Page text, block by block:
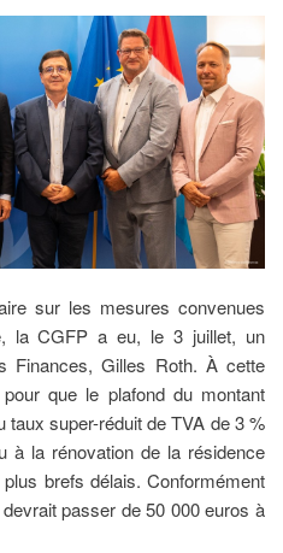
sur les mesures convenues
la CGFP a eu, le 3 juillet, un
Finances, Gilles Roth. À cette
que le plafond du montant
super-réduit de TVA de 3 %
à la rénovation de la résidence
brefs délais. Conformément
passer de 50 000 euros à